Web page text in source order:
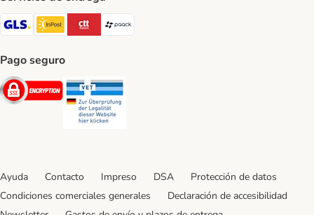
GLS Shipping Method
InPost Shipping Method
CTTExpress Shipping Method
paack Shipping Method
Pago seguro
Security
Ayuda Contacto Impreso DSA
Protección de datos
Condiciones comerciales generales
Declaración de accesibilidad